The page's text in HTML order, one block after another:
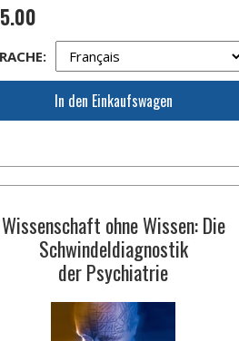
In den Einkaufswagen
Wissenschaft ohne Wissen: Die
Schwindeldiagnostik
der Psychiatrie